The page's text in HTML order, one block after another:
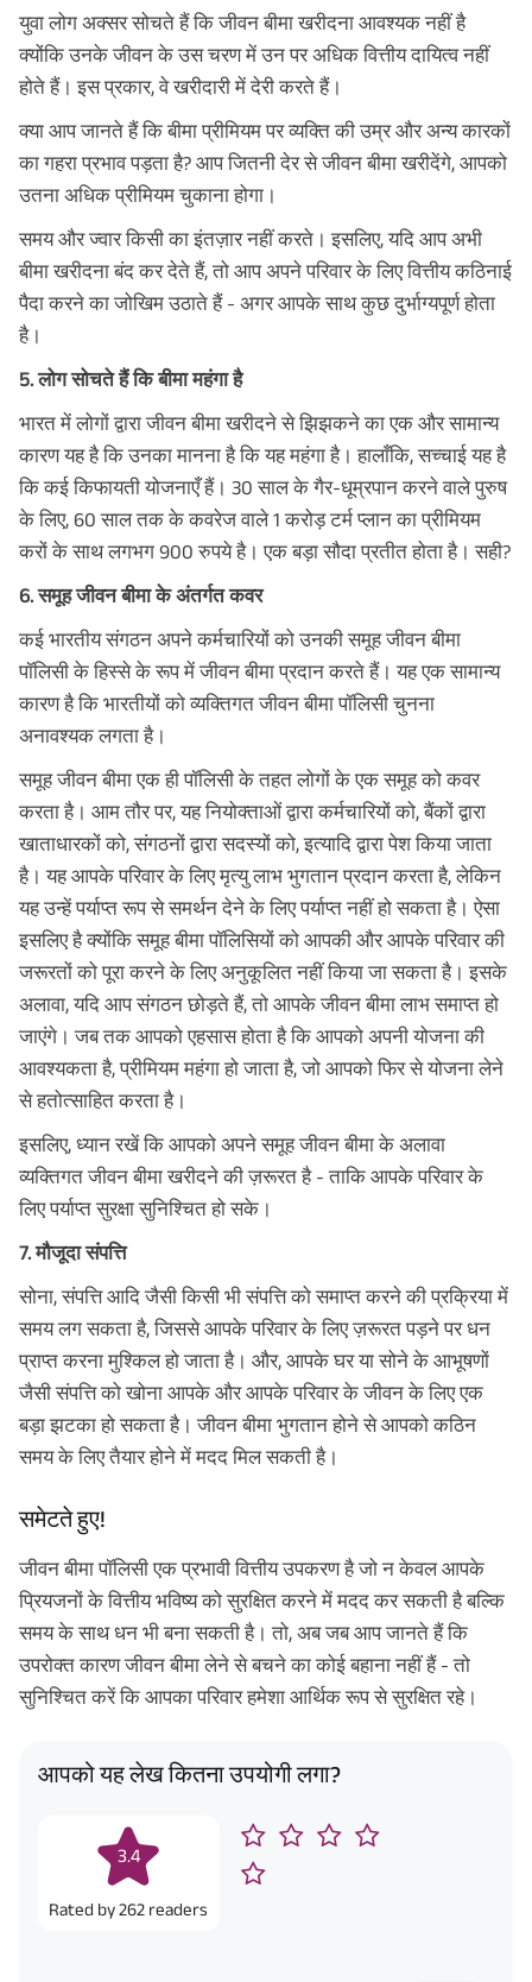
युवा लोग अक्सर सोचते हैं कि जीवन बीमा खरीदना आवश्यक नहीं है
क्योंकि उनके जीवन के उस चरण में उन पर अधिक वित्तीय दायित्व नहीं
होते हैं। इस प्रकार, वे खरीदारी में देरी करते हैं।
क्या आप जानते हैं कि बीमा प्रीमियम पर व्यक्ति की उम्र और अन्य कारकों
का गहरा प्रभाव पड़ता है? आप जितनी देर से जीवन बीमा खरीदेंगे, आपको
उतना अधिक प्रीमियम चुकाना होगा।
समय और ज्वार किसी का इंतज़ार नहीं करते। इसलिए, यदि आप अभी
बीमा खरीदना बंद कर देते हैं, तो आप अपने परिवार के लिए वित्तीय कठिनाई
पैदा करने का जोखिम उठाते हैं - अगर आपके साथ कुछ दुर्भाग्यपूर्ण होता
है।
5. लोग सोचते हैं कि बीमा महंगा है
भारत में लोगों द्वारा जीवन बीमा खरीदने से झिझकने का एक और सामान्य
कारण यह है कि उनका मानना है कि यह महंगा है। हालाँकि, सच्चाई यह है
कि कई किफायती योजनाएँ हैं। 30 साल के गैर-धूम्रपान करने वाले पुरुष
के लिए, 60 साल तक के कवरेज वाले 1 करोड़ टर्म प्लान का प्रीमियम
करों के साथ लगभग 900 रुपये है। एक बड़ा सौदा प्रतीत होता है। सही?
6. समूह जीवन बीमा के अंतर्गत कवर
कई भारतीय संगठन अपने कर्मचारियों को उनकी समूह जीवन बीमा
पॉलिसी के हिस्से के रूप में जीवन बीमा प्रदान करते हैं। यह एक सामान्य
कारण है कि भारतीयों को व्यक्तिगत जीवन बीमा पॉलिसी चुनना
अनावश्यक लगता है।
समूह जीवन बीमा एक ही पॉलिसी के तहत लोगों के एक समूह को कवर
करता है। आम तौर पर, यह नियोक्ताओं द्वारा कर्मचारियों को, बैंकों द्वारा
खाताधारकों को, संगठनों द्वारा सदस्यों को, इत्यादि द्वारा पेश किया जाता
है। यह आपके परिवार के लिए मृत्यु लाभ भुगतान प्रदान करता है, लेकिन
यह उन्हें पर्याप्त रूप से समर्थन देने के लिए पर्याप्त नहीं हो सकता है। ऐसा
इसलिए है क्योंकि समूह बीमा पॉलिसियों को आपकी और आपके परिवार की
जरूरतों को पूरा करने के लिए अनुकूलित नहीं किया जा सकता है। इसके
अलावा, यदि आप संगठन छोड़ते हैं, तो आपके जीवन बीमा लाभ समाप्त हो
जाएंगे। जब तक आपको एहसास होता है कि आपको अपनी योजना की
आवश्यकता है, प्रीमियम महंगा हो जाता है, जो आपको फिर से योजना लेने
से हतोत्साहित करता है।
इसलिए, ध्यान रखें कि आपको अपने समूह जीवन बीमा के अलावा
व्यक्तिगत जीवन बीमा खरीदने की ज़रूरत है - ताकि आपके परिवार के
लिए पर्याप्त सुरक्षा सुनिश्चित हो सके।
7. मौजूदा संपत्ति
सोना, संपत्ति आदि जैसी किसी भी संपत्ति को समाप्त करने की प्रक्रिया में
समय लग सकता है, जिससे आपके परिवार के लिए ज़रूरत पड़ने पर धन
प्राप्त करना मुश्किल हो जाता है। और, आपके घर या सोने के आभूषणों
जैसी संपत्ति को खोना आपके और आपके परिवार के जीवन के लिए एक
बड़ा झटका हो सकता है। जीवन बीमा भुगतान होने से आपको कठिन
समय के लिए तैयार होने में मदद मिल सकती है।
समेटते हुए!
जीवन बीमा पॉलिसी एक प्रभावी वित्तीय उपकरण है जो न केवल आपके
प्रियजनों के वित्तीय भविष्य को सुरक्षित करने में मदद कर सकती है बल्कि
समय के साथ धन भी बना सकती है। तो, अब जब आप जानते हैं कि
उपरोक्त कारण जीवन बीमा लेने से बचने का कोई बहाना नहीं हैं - तो
सुनिश्चित करें कि आपका परिवार हमेशा आर्थिक रूप से सुरक्षित रहे।
आपको यह लेख कितना उपयोगी लगा?
3.4
Rated by262 readers